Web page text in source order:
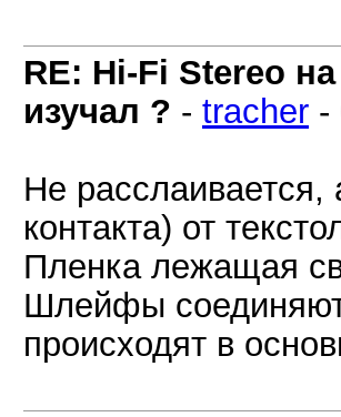
RE: Hi-Fi Stereo
изучал ? - tracher -
Не расслаивается,
контакта) от
Пленка лежащая
Шлейфы
происходят в